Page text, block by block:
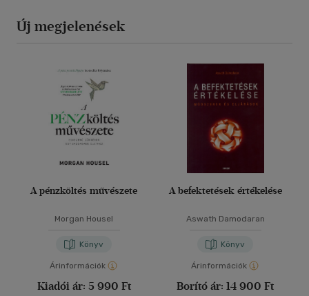
Új megjelenések
A pénzköltés művészete
Morgan Housel
Könyv
Árinformációk
Kiadói ár: 5 990 Ft
A befektetések értékelése
Aswath Damodaran
Könyv
Árinformációk
Borító ár: 14 900 Ft